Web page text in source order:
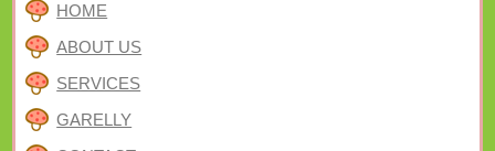
HOME
ABOUT US
SERVICES
GARELLY